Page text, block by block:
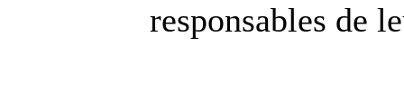
responsables de